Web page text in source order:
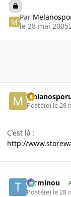
Par
le 28 mai 2005
Posté(e) le 28
C'est là :
http://
Terminou
Posté(e) le 28